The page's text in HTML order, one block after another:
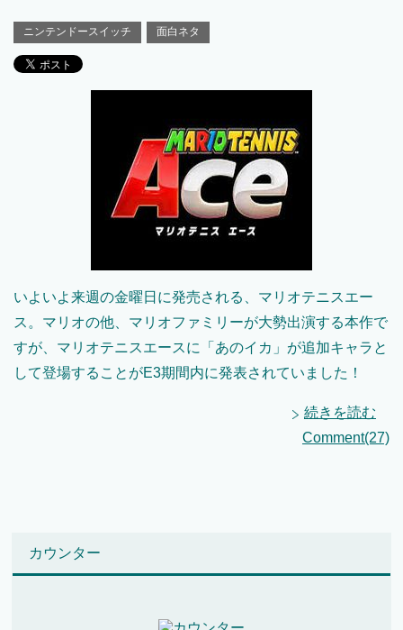
ニンテンドースイッチ 面白ネタ
いよいよ来週の金曜日に発売される、マリオテニスエー
ス。マリオの他、マリオファミリーが大勢出演する本作で
すが、マリオテニスエースに「あのイカ」が追加キャラと
して登場することがE3期間内に発表されていました！
続きを読む
Comment(27)
カウンター